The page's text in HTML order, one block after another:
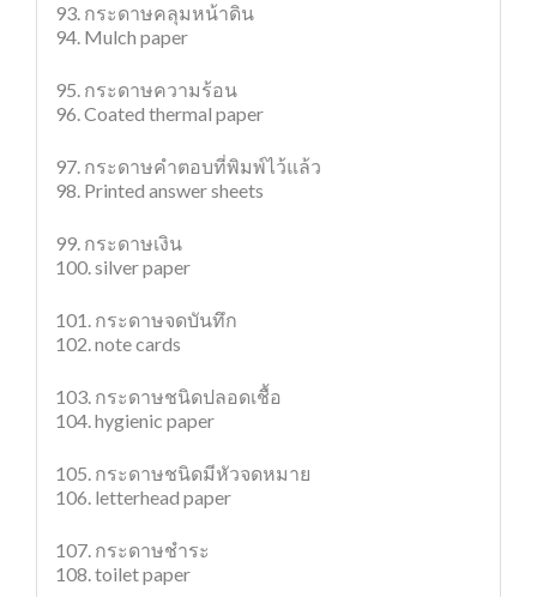
93. กระดาษคลุมหน้าดิน
94. Mulch paper
95. กระดาษความร้อน
96. Coated thermal paper
97. กระดาษคำตอบที่พิมพ์ไว้แล้ว
98. Printed answer sheets
99. กระดาษเงิน
100. silver paper
101. กระดาษจดบันทึก
102. note cards
103. กระดาษชนิดปลอดเชื้อ
104. hygienic paper
105. กระดาษชนิดมีหัวจดหมาย
106. letterhead paper
107. กระดาษชำระ
108. toilet paper